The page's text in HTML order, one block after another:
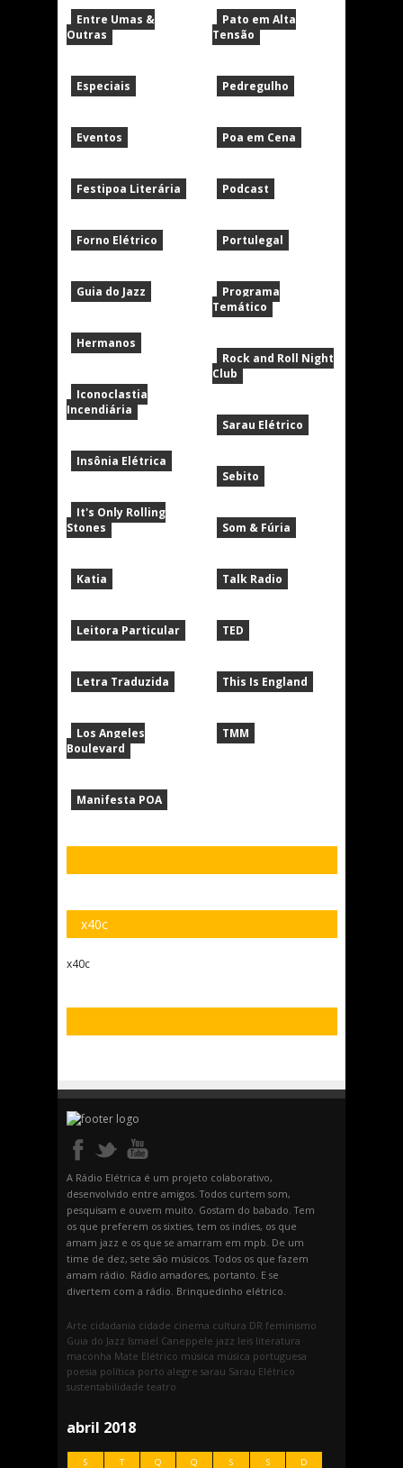
Entre Umas &
Outras
Especiais
Eventos
Festipoa Literária
Forno Elétrico
Guia do Jazz
Hermanos
Iconoclastia
Incendiária
Insônia Elétrica
It's Only Rolling
Stones
Katia
Leitora Particular
Letra Traduzida
Los Angeles
Boulevard
Manifesta POA
Pato em Alta
Tensão
Pedregulho
Poa em Cena
Podcast
Portulegal
Programa
Temático
Rock and Roll Night
Club
Sarau Elétrico
Sebito
Som & Fúria
Talk Radio
TED
This Is England
TMM
x40c
x40c
A Rádio Elétrica é um projeto colaborativo,
desenvolvido entre amigos. Todos curtem som,
pesquisam e ouvem muito. Gostam do babado. Tem
os que preferem os sixties, tem os indies, os que
amam jazz e os que se amarram em mpb. De um
time de dez, sete são músicos. Todos os que fazem
amam rádio. Rádio amadores, portanto. E se
divertem com a rádio. Brinquedinho elétrico.
Arte cidadania cidade cinema cultura DR feminismo
Guia do Jazz Ismael Caneppele jazz leis literatura
maconha Mate Elétrico música música portuguesa
poesia política porto alegre sarau Sarau Elétrico
sustentabilidade teatro
abril 2018
S T Q Q S S D